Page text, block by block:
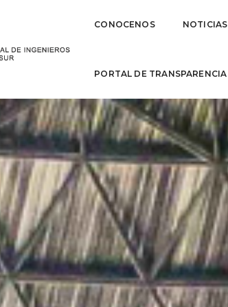
CONOCENOS NOTICIAS
PORTAL DE TRANSPARENCIA